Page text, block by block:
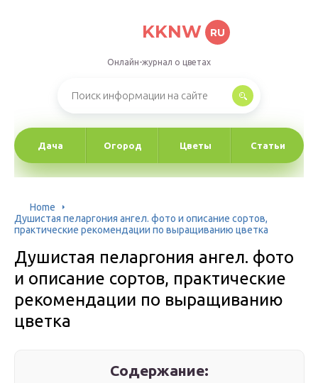
KKNW RU
Онлайн-журнал о цветах
Дача Огород Цветы Статьи
Home
Душистая пеларгония ангел. фото и описание сортов,
практические рекомендации по выращиванию цветка
Душистая пеларгония ангел. фото
и описание сортов, практические
рекомендации по выращиванию
цветка
Содержание: